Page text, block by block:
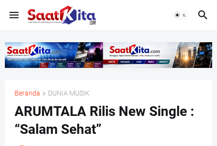
Beranda DUNIA MUSIK
ARUMTALA Rilis New Single :
“Salam Sehat”